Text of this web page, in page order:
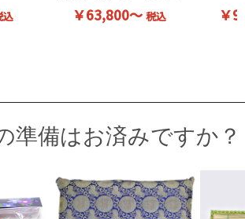
込 ￥63,800～税込 ￥
準備はお済みですか？